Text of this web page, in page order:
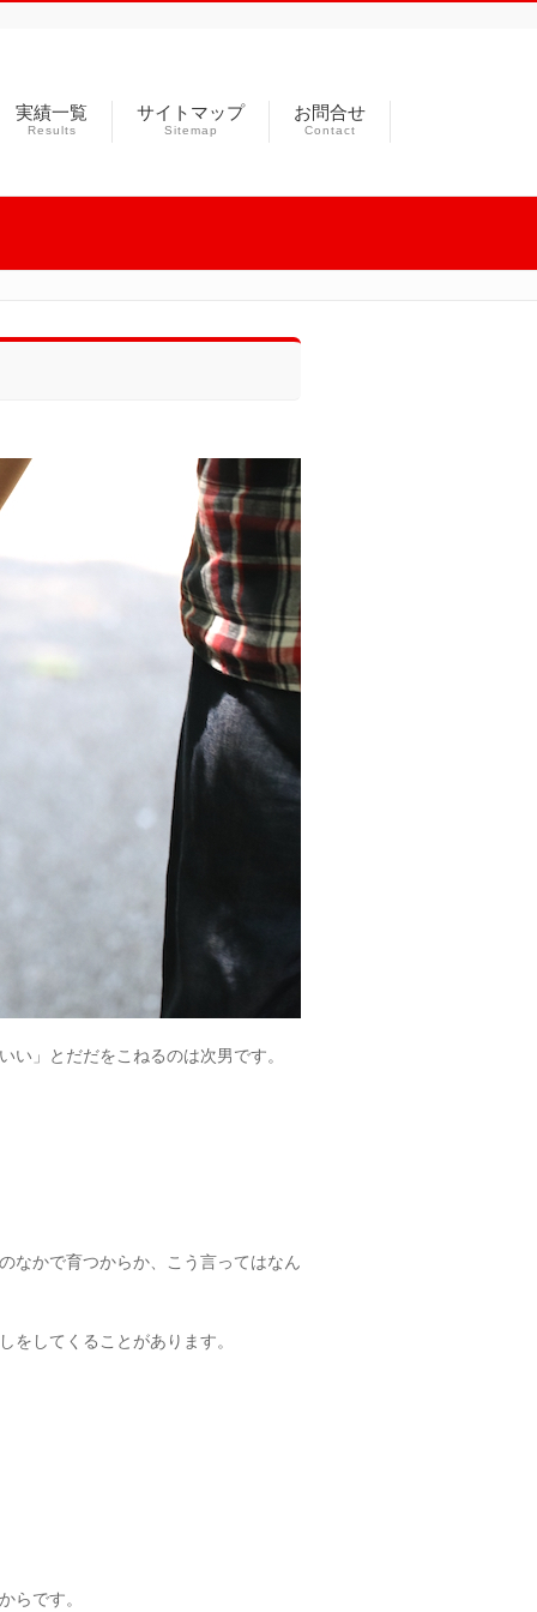
実績一覧
Results
サイトマップ
Sitemap
お問合せ
Contact
」とだだをこねるのは次男です。
なかで育つからか、こう言ってはなん
をしてくることがあります。
らです。